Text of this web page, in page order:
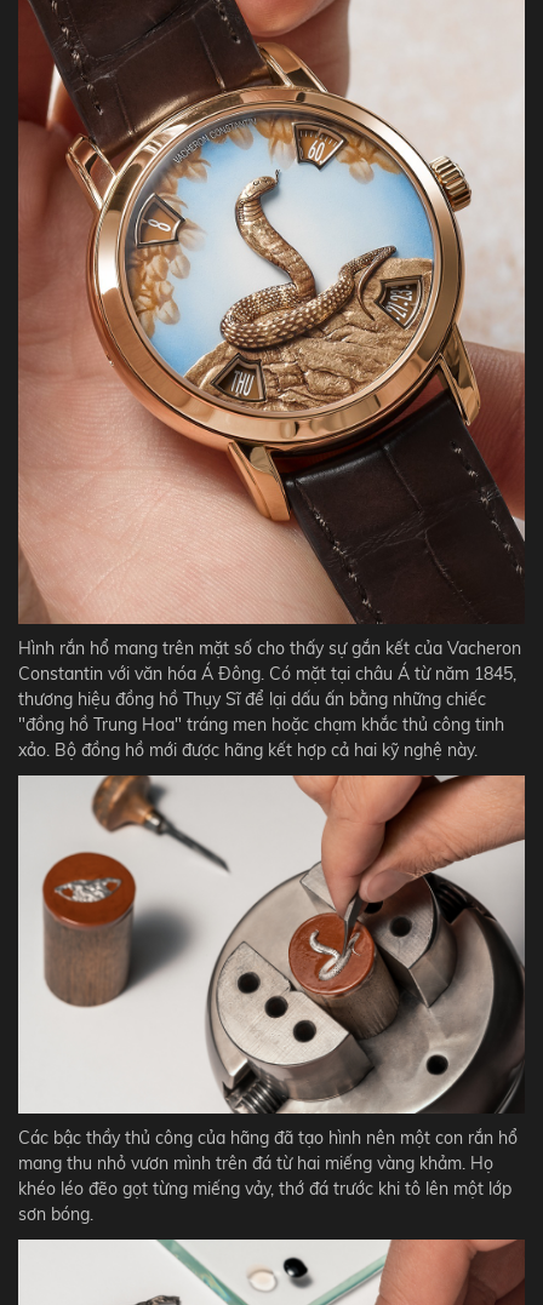
Hình rắn hổ mang trên mặt số cho thấy sự gắn kết của Vacheron
Constantin với văn hóa Á Đông. Có mặt tại châu Á từ năm 1845,
thương hiệu đồng hồ Thụy Sĩ để lại dấu ấn bằng những chiếc
"đồng hồ Trung Hoa" tráng men hoặc chạm khắc thủ công tinh
xảo. Bộ đồng hồ mới được hãng kết hợp cả hai kỹ nghệ này.
Các bậc thầy thủ công của hãng đã tạo hình nên một con rắn hổ
mang thu nhỏ vươn mình trên đá từ hai miếng vàng khảm. Họ
khéo léo đẽo gọt từng miếng vảy, thớ đá trước khi tô lên một lớp
sơn bóng.